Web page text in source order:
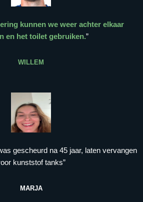
kunnen we weer achter elkaar
en het toilet gebruiken.”
WILLEM
gescheurd na 45 jaar, laten vervangen
kunststof tanks”
MARJA